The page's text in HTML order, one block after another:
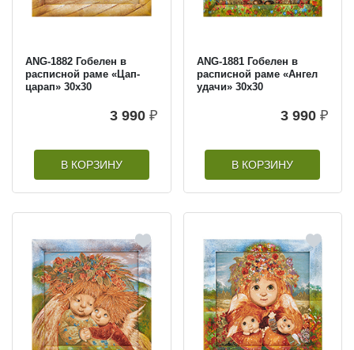
ANG-1882 Гобелен в
расписной раме «Цап-
царап» 30х30
3 990 ₽
В КОРЗИНУ
ANG-1881 Гобелен в
расписной раме «Ангел
удачи» 30х30
3 990 ₽
В КОРЗИНУ